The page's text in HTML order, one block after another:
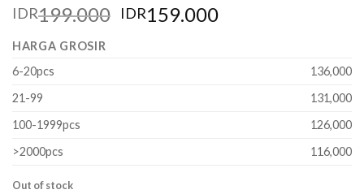
IDR199.000 IDR159.000
HARGA GROSIR
6-20pcs
136,000
21-99
131,000
100-1999pcs
126,000
>2000pcs
116,000
Out of stock